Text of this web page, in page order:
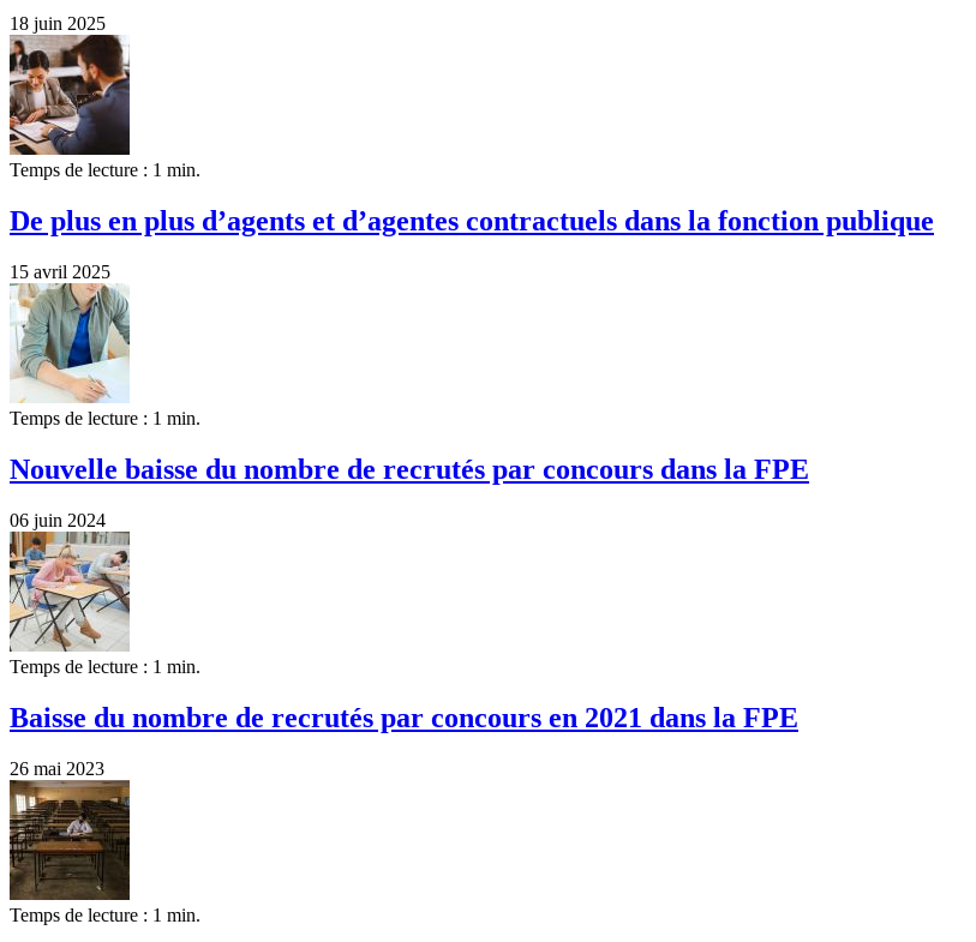
18 juin 2025
Temps de lecture : 1 min.
De plus en plus d’agents et d’agentes contractuels dans la fonction publique
15 avril 2025
Temps de lecture : 1 min.
Nouvelle baisse du nombre de recrutés par concours dans la FPE
06 juin 2024
Temps de lecture : 1 min.
Baisse du nombre de recrutés par concours en 2021 dans la FPE
26 mai 2023
Temps de lecture : 1 min.